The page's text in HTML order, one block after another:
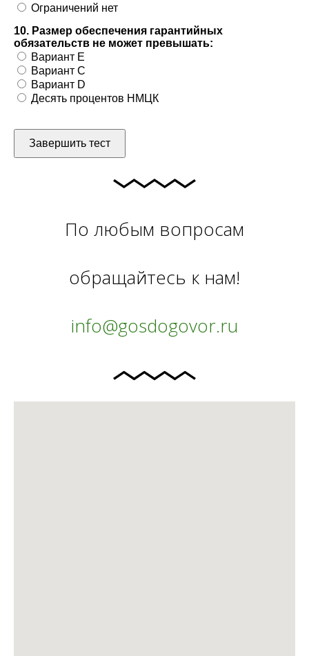
Ограничений нет
10. Размер обеспечения гарантийных
обязательств не может превышать:
Вариант E
Вариант C
Вариант D
Десять процентов НМЦК
Завершить тест
По любым вопросам
обращайтесь к нам!
info@gosdogovor.ru